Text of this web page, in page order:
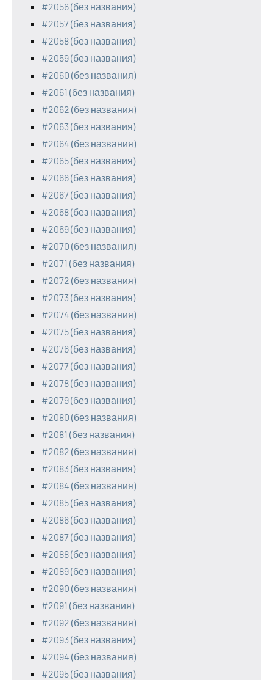
#2056 (без названия)
#2057 (без названия)
#2058 (без названия)
#2059 (без названия)
#2060 (без названия)
#2061 (без названия)
#2062 (без названия)
#2063 (без названия)
#2064 (без названия)
#2065 (без названия)
#2066 (без названия)
#2067 (без названия)
#2068 (без названия)
#2069 (без названия)
#2070 (без названия)
#2071 (без названия)
#2072 (без названия)
#2073 (без названия)
#2074 (без названия)
#2075 (без названия)
#2076 (без названия)
#2077 (без названия)
#2078 (без названия)
#2079 (без названия)
#2080 (без названия)
#2081 (без названия)
#2082 (без названия)
#2083 (без названия)
#2084 (без названия)
#2085 (без названия)
#2086 (без названия)
#2087 (без названия)
#2088 (без названия)
#2089 (без названия)
#2090 (без названия)
#2091 (без названия)
#2092 (без названия)
#2093 (без названия)
#2094 (без названия)
#2095 (без названия)